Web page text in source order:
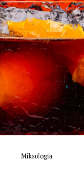
Miksologia